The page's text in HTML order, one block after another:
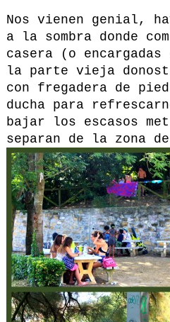
Nos vienen genial,
a la sombra donde
casera (o
la parte vieja
con fregadera de
ducha para
bajar los escasos
separan de la zona